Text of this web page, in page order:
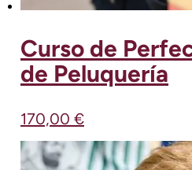
Curso de
de Peluquería
170,00 €